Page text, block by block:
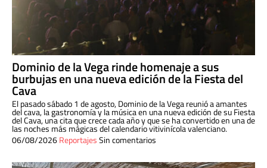
Dominio de la Vega rinde homenaje a sus
burbujas en una nueva edición de la Fiesta del
Cava
El pasado sábado 1 de agosto, Dominio de la Vega reunió a amantes
del cava, la gastronomía y la música en una nueva edición de su Fiesta
del Cava, una cita que crece cada año y que se ha convertido en una de
las noches más mágicas del calendario vitivinícola valenciano.
06/08/2026ReportajesSin comentarios